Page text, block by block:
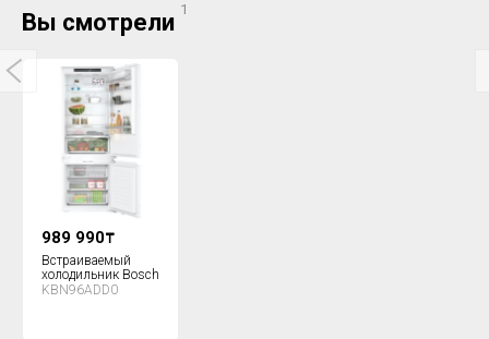
Вы смотрели 1
989 990₸
Встраиваемый
холодильник Bosch
KBN96ADD0